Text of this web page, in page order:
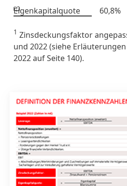
Eigenkapitalquote
60,8%
1 Zinsdeckungsfaktor
und 2022 (siehe
2022 auf Seite 140).